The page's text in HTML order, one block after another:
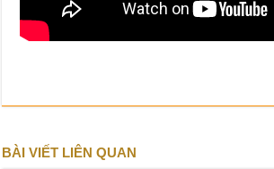
BÀI VIẾT LIÊN QUAN